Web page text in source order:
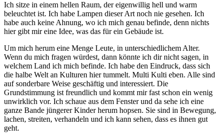
Ich sitze in einem hellen Raum, der eigenwillig hell und warm
beleuchtet ist. Ich habe Lampen dieser Art noch nie gesehen. Ich
habe auch keine Ahnung, wo ich mich genau befinde, denn nichts
hier gibt mir eine Idee, was das für ein Gebäude ist.
Um mich herum eine Menge Leute, in unterschiedlichem Alter.
Wenn du mich fragen würdest, dann könnte ich dir nicht sagen, in
welchem Land ich mich befinde. Ich habe den Eindruck, dass sich
die halbe Welt an Kulturen hier tummelt. Multi Kulti eben. Alle sind
auf sonderbare Weise geschäftig und interessiert. Die
Grundstimmung ist freundlich und kommt mir fast schon ein wenig
unwirklich vor. Ich schaue aus dem Fenster und da sehe ich eine
ganze Bande jüngerer Kinder herum hopsen. Sie sind in Bewegung,
lachen, streiten, verhandeln und ich kann sehen, dass es ihnen gut
geht.